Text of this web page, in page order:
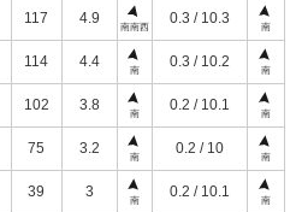
117 4.9
南南西
0.3 / 10.3
南
114 4.4
南
0.3 / 10.2
南
102 3.8
南
0.2 / 10.1
南
75 3.2
南
0.2 / 10
南
39 3
南
0.2 / 10.1
南